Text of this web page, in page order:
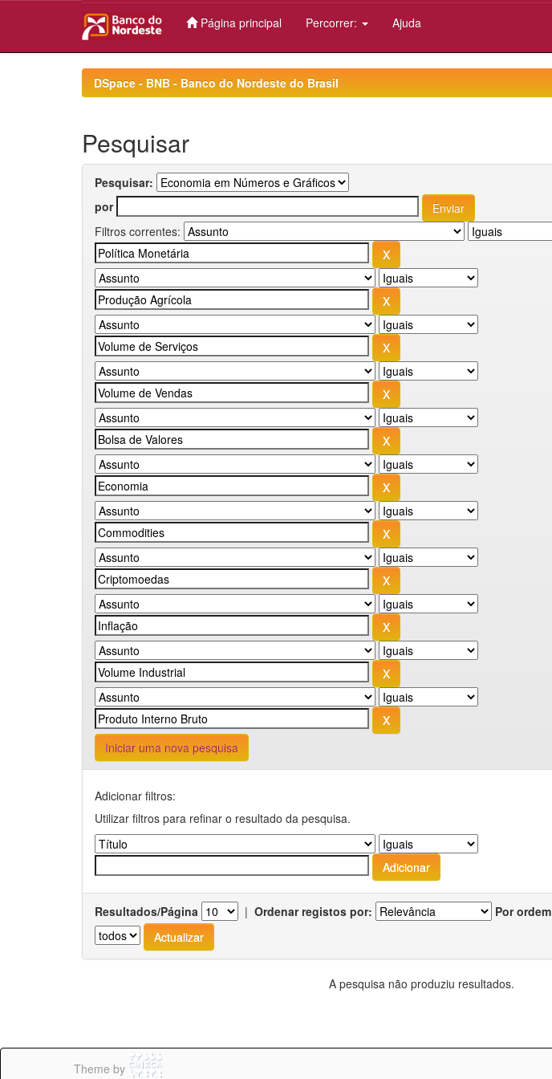
Página principal Percorrer: Ajuda
DSpace - BNB - Banco do Nordeste do Brasil
Pesquisar
Pesquisar:
por
Filtros correntes:
Iniciar uma nova pesquisa
Adicionar filtros:
Utilizar filtros para refinar o resultado da pesquisa.
Resultados/Página | Ordenar registos por: Por ordem
A pesquisa não produziu resultados.
Theme by